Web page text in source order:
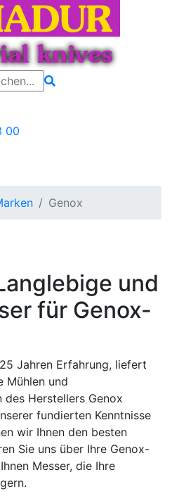
00
Genox
und
für Genox-
Jahren Erfahrung, liefert
Mühlen und
des Herstellers Genox
fundierten Kenntnisse
wir Ihnen den besten
Sie uns über Ihre Genox-
Messer, die Ihre